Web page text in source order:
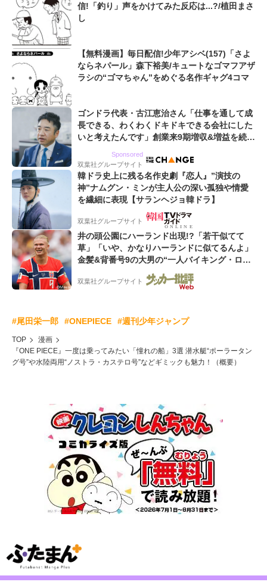
信!「釣り」声をかけてみた反応は...?/植田まさ
し
【無料漫画】毎日配信!少年アシベ(157)「さよ
ならネパール」森下裕美/キュートなゴマフアザ
ラシの“ゴマちゃん”をめぐる名作ギャグ4コマ
ゴンドラ代表・古江恵治さん「仕事を通して成
長できる、わくわくドキドキできる会社にした
いと考えたんです」創業来9期増収&増益を続け
Sponsored
双葉社グループサイト
韓ドラ史上に残る名作史劇『恋人』”演技の
神”ナムグン・ミンが主人公の深い孤独や情愛
を繊細に表現【サランヘジョ韓ドラ】
双葉社グループサイト
井の頭公園にハーランド出現!?「若干似てて
草」「いや、かなりハーランドに似てるんよ」
金髪&背番号9の大男の“一人バイキング・ロ
ー”映像が話題!「元気をもらった」
双葉社グループサイト
#尾田栄一郎 #ONEPIECE #週刊少年ジャンプ
TOP
漫画
『ONE PIECE』一度は乗ってみたい「憧れの船」3選 潜水艇“ポーラータン
グ号”や水陸両用“ノストラ・カステロ号”などギミックも魅力！（概要）